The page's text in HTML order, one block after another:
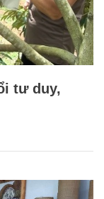
tư duy,